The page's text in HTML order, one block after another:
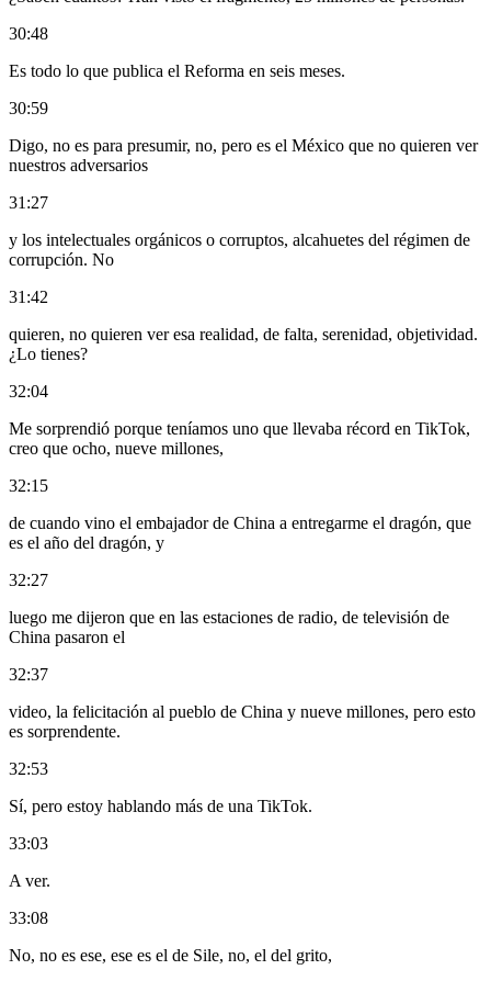
30:48
Es todo lo que publica el Reforma en seis meses.
30:59
Digo, no es para presumir, no, pero es el México que no quieren ver
nuestros adversarios
31:27
y los intelectuales orgánicos o corruptos, alcahuetes del régimen de
corrupción. No
31:42
quieren, no quieren ver esa realidad, de falta, serenidad, objetividad.
¿Lo tienes?
32:04
Me sorprendió porque teníamos uno que llevaba récord en TikTok,
creo que ocho, nueve millones,
32:15
de cuando vino el embajador de China a entregarme el dragón, que
es el año del dragón, y
32:27
luego me dijeron que en las estaciones de radio, de televisión de
China pasaron el
32:37
video, la felicitación al pueblo de China y nueve millones, pero esto
es sorprendente.
32:53
Sí, pero estoy hablando más de una TikTok.
33:03
A ver.
33:08
No, no es ese, ese es el de Sile, no, el del grito,